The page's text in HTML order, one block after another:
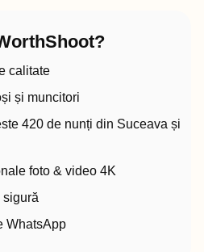
calitate
și muncitori
420 de nunți din Suceava și
foto & video 4K
WhatsApp